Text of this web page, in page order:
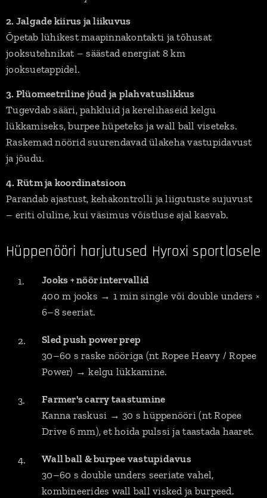
2. Jalgade kiirus ja liikuvus
Õpetab lühikest maapinnakontakti ja tõhusat
jooksutehnikat – säästad energiat 8 km
jooksuetappidel.
3. Plüomeetriline jõud ja plahvatuslikkus
Tugevdab sääri, pahkluid ja kerelihaseid kelgu
lükkamiseks, burpee hüpeteks ja wall ball viseteks.
Raskemad nöörid suurendavad ülakeha vastupidavust
ja jõudu.
4. Rütm ja koordinatsioon
Parandab ajastust, kehakontrolli ja liigutuste sujuvust
– eriti oluline, kui väsimus võistluse ajal kasvab.
Hüppenööri harjutused Hyroxi sportlasele
Jooks + nöör intervallid
400 m jooks → 1 min single või double unders ×
6–8 seeriat.
Sled push power prep
30–60 s raske nööriga (nt Ropee Heavy / Ropee
Power) → kelgu lükkamine.
Farmer's carry taastumine
Kanna raskusi → 30 s hüppenööri (nt Ropee
Drive 6 mm), et hoida pulssi ja taastada haaret.
Wall ball & burpee vastupidavus
30–60 s double unders seeriate vahel,
kombineerides wall ball visked ja burpeed.